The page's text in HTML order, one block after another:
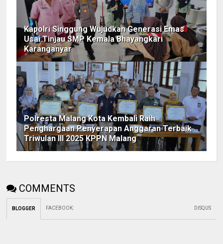
Kapolri Singgung Wujudkan Generasi Emas
Usai Tinjau SMP Kemala Bhayangkari
Karanganyar
Polresta Malang Kota Kembali Raih
Penghargaan Penyerapan Anggaran Terbaik
Triwulan III 2025 KPPN Malang
COMMENTS
BLOGGER FACEBOOK: DISQUS